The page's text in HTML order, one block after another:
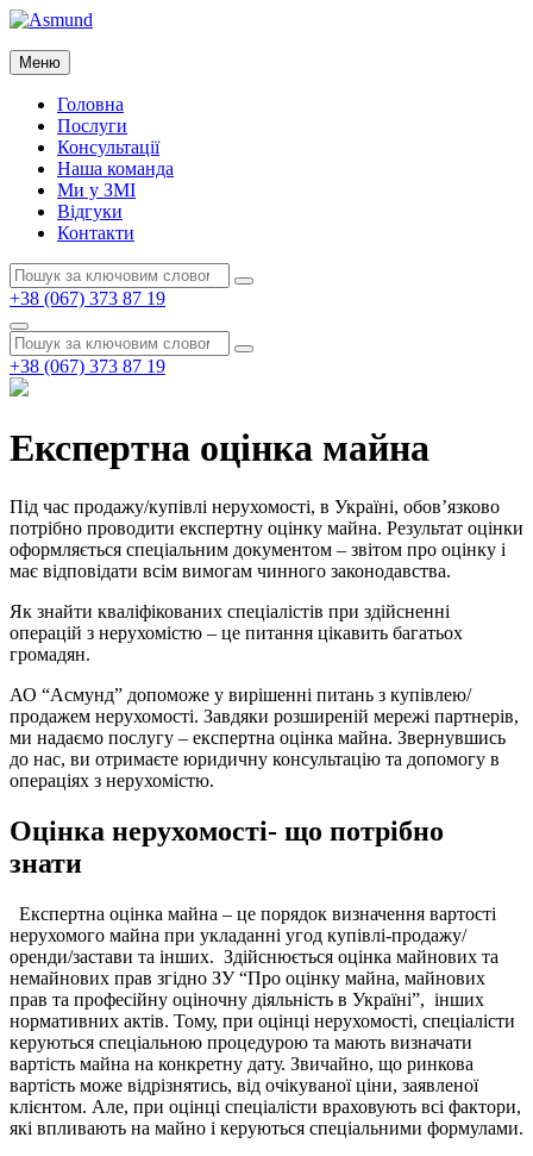
Перейти
вмісту
Asmund
Asmund
Меню
Головна
Послуги
Консультації
Наша команда
Ми у ЗМІ
Відгуки
Контакти
Пошук:
Пошук
+38 (067) 373 87 19
Пошук
Пошук:
Пошук
+38 (067) 373 87 19
Експертна оцінка майна
Під час продажу/купівлі нерухомості, в Україні, обов’язково
потрібно проводити експертну оцінку майна. Результат оцінки
оформляється спеціальним документом – звітом про оцінку і
має відповідати всім вимогам чинного законодавства.
Як знайти кваліфікованих спеціалістів при здійсненні
операцій з нерухомістю – це питання цікавить багатьох
громадян.
АО “Асмунд” допоможе у вирішенні питань з купівлею/
продажем нерухомості. Завдяки розширеній мережі партнерів,
ми надаємо послугу – експертна оцінка майна. Звернувшись
до нас, ви отримаєте юридичну консультацію та допомогу в
операціях з нерухомістю.
Оцінка нерухомості- що потрібно
знати
Експертна оцінка майна – це порядок визначення вартості
нерухомого майна при укладанні угод купівлі-продажу/
оренди/застави та інших. Здійснюється оцінка майнових та
немайнових прав згідно ЗУ “Про оцінку майна, майнових
прав та професійну оціночну діяльність в Україні”, інших
нормативних актів. Тому, при оцінці нерухомості, спеціалісти
керуються спеціальною процедурою та мають визначати
вартість майна на конкретну дату. Звичайно, що ринкова
вартість може відрізнятись, від очікуваної ціни, заявленої
клієнтом. Але, при оцінці спеціалісти враховують всі фактори,
які впливають на майно і керуються спеціальними формулами.